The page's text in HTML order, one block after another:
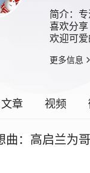
简介：
喜欢分享
欢迎可
更多信息
文章 视频
曲：高启兰为